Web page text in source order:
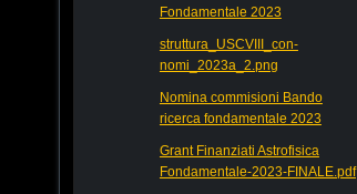
Fondamentale 2023
struttura_USCVIII_con-
nomi_2023a_2.png
Nomina commisioni Bando
ricerca fondamentale 2023
Grant Finanziati Astrofisica
Fondamentale-2023-FINALE.pdf